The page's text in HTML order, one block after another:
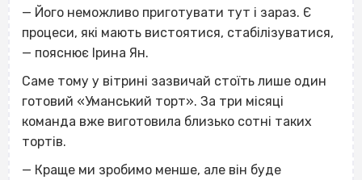
— Його неможливо приготувати тут і зараз. Є
процеси, які мають вистоятися, стабілізуватися,
— пояснює Ірина Ян.
Саме тому у вітрині зазвичай стоїть лише один
готовий «Уманський торт». За три місяці
команда вже виготовила близько сотні таких
тортів.
— Краще ми зробимо менше, але він буде